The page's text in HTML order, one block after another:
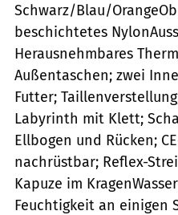
Schwarz/Blau/
beschichtetes
Herausnehmbares
Außentaschen; zwei
Futter;
Labyrinth mit Klett;
Ellbogen und Rücken;
nachrüstbar; Reflex-
Kapuze im
Feuchtigkeit an einigen